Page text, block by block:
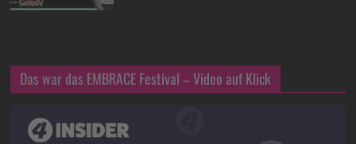
Das war das EMBRACE Festival – Video auf Klick